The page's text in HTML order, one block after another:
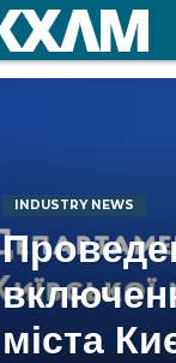
INDUSTRY NEWS
міста